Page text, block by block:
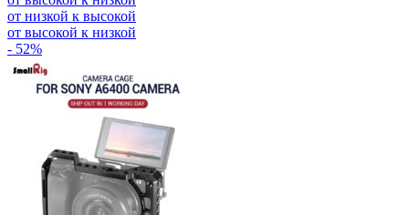
от низкой к высокой
от высокой к низкой
- 52%